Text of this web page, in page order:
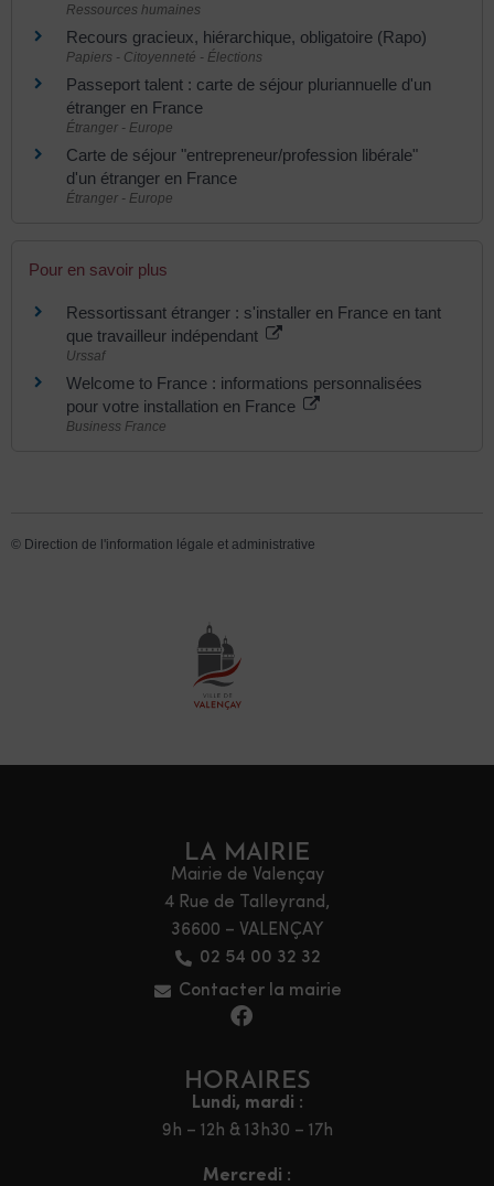
Ressources humaines
Recours gracieux, hiérarchique, obligatoire (Rapo)
Papiers - Citoyenneté - Élections
Passeport talent : carte de séjour pluriannuelle d'un
étranger en France
Étranger - Europe
Carte de séjour "entrepreneur/profession libérale"
d'un étranger en France
Étranger - Europe
Pour en savoir plus
Ressortissant étranger : s'installer en France en tant
que travailleur indépendant
Urssaf
Welcome to France : informations personnalisées
pour votre installation en France
Business France
© Direction de l'information légale et administrative
LA MAIRIE
Mairie de Valençay
4 Rue de Talleyrand,
36600 – VALENÇAY
02 54 00 32 32
Contacter la mairie
HORAIRES
Lundi, mardi :
9h – 12h & 13h30 – 17h
Mercredi :